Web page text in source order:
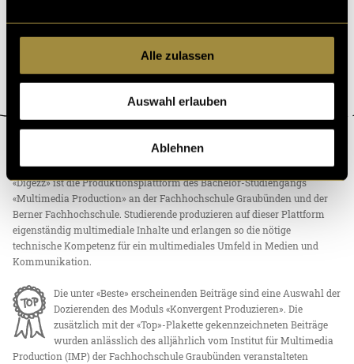
Alle zulassen
Auswahl erlauben
Ablehnen
«Digezz» ist die Produktionsplattform des Bachelor-Studiengangs
«Multimedia Production» an der Fachhochschule Graubünden und der
Berner Fachhochschule. Studierende produzieren auf dieser Plattform
eigenständig multimediale Inhalte und erlangen so die nötige
technische Kompetenz für ein multimediales Umfeld in Medien und
Kommunikation.
Die unter «Beste» erscheinenden Beiträge sind eine Auswahl der
Dozierenden des Moduls «Konvergent Produzieren». Die
zusätzlich mit der «Top»-Plakette gekennzeichneten Beiträge
wurden anlässlich des alljährlich vom Institut für Multimedia
Production (IMP) der Fachhochschule Graubünden veranstalteten